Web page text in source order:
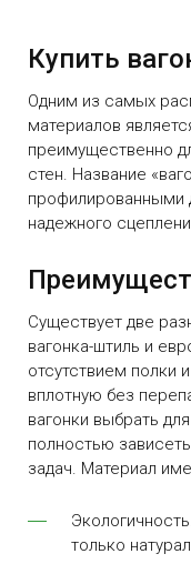
Купить
Одним из самых
материалов
преимущественно
стен. Название
профилированными
надежного
Существует две
вагонка-штиль и
отсутствием полки
вплотную без
вагонки выбрать
полностью
задач. Материал
только